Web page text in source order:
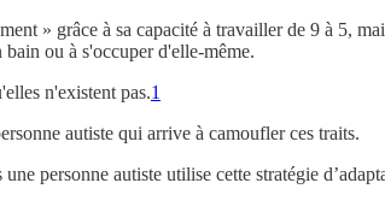
» grâce à sa capacité à travailler de 9 à 5,
ou à s'occuper d'elle-même.
n'existent pas.1
autiste qui arrive à camoufler ces traits.
personne autiste utilise cette stratégie